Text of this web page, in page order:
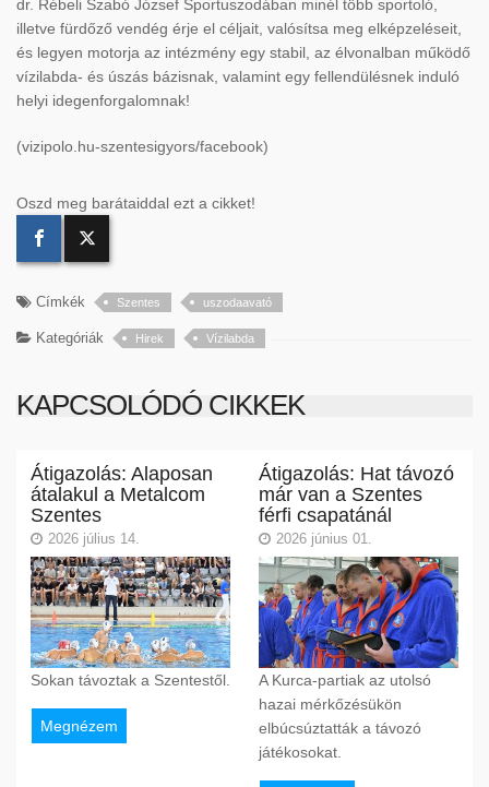
dr. Rébeli Szabó József Sportuszodában minél több sportoló,
illetve fürdőző vendég érje el céljait, valósítsa meg elképzeléseit,
és legyen motorja az intézmény egy stabil, az élvonalban működő
vízilabda- és úszás bázisnak, valamint egy fellendülésnek induló
helyi idegenforgalomnak!
(vizipolo.hu-szentesigyors/facebook)
Oszd meg barátaiddal ezt a cikket!
Címkék Szentes uszodaavató
Kategóriák Hirek Vízilabda
KAPCSOLÓDÓ CIKKEK
Átigazolás: Alaposan
átalakul a Metalcom
Szentes
2026 július 14.
Sokan távoztak a Szentestől.
Megnézem
Átigazolás: Hat távozó
már van a Szentes
férfi csapatánál
2026 június 01.
A Kurca-partiak az utolsó
hazai mérkőzésükön
elbúcsúztatták a távozó
játékosokat.